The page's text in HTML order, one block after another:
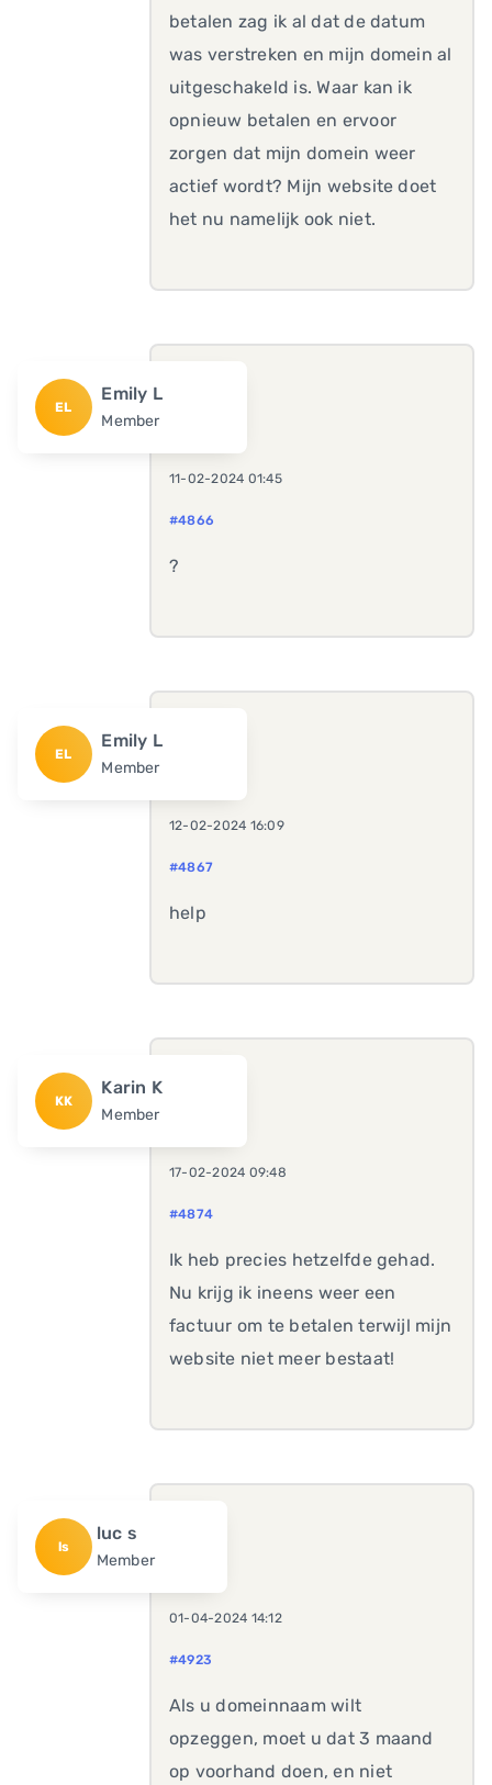
betalen zag ik al dat de datum
was verstreken en mijn domein al
uitgeschakeld is. Waar kan ik
opnieuw betalen en ervoor
zorgen dat mijn domein weer
actief wordt? Mijn website doet
het nu namelijk ook niet.
EL
Emily L
Member
11-02-2024 01:45
#4866
?
EL
Emily L
Member
12-02-2024 16:09
#4867
help
KK
Karin K
Member
17-02-2024 09:48
#4874
Ik heb precies hetzelfde gehad.
Nu krijg ik ineens weer een
factuur om te betalen terwijl mijn
website niet meer bestaat!
ls
luc s
Member
01-04-2024 14:12
#4923
Als u domeinnaam wilt
opzeggen, moet u dat 3 maand
op voorhand doen, en niet